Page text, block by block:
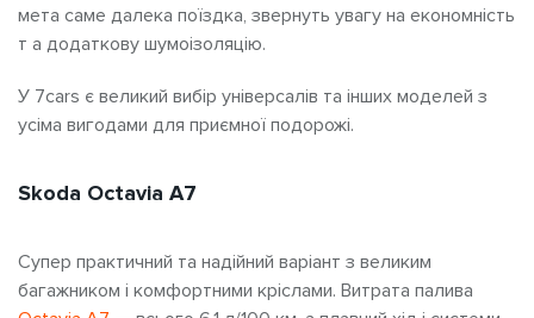
мета саме далека поїздка, звернуть увагу на економність
т а додаткову шумоізоляцію.
У 7cars є великий вибір універсалів та інших моделей з
усіма вигодами для приємної подорожі.
Skoda Octavia A7
Супер практичний та надійний варіант з великим
багажником і комфортними кріслами. Витрата палива